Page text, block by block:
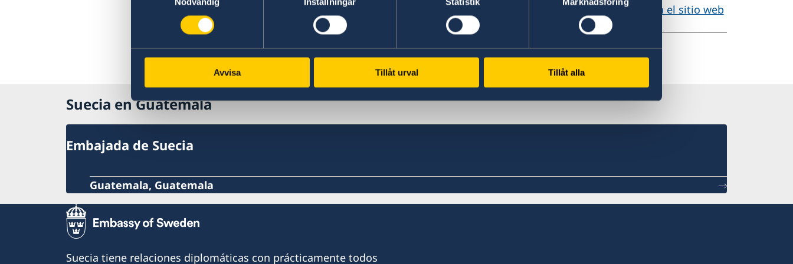
Avvisa Tillåt urval Tillåt alla
Leer más e ingresar la solicitud de permiso de residencia de visita larga en el sitio web
de la Dirección general de migraciones
Última actualización 14 mar 2024, 16.45
Suecia en Guatemala
Embajada de Suecia
Guatemala, Guatemala
Suecia tiene relaciones diplomáticas con prácticamente todos